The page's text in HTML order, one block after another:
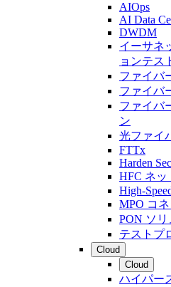
AIOps
AI Data
DWDM
イーサネ
ョンテス
ファイバ
ファイバ
ファイバ
ン
光ファイ
FTTx
Harden
HFC ネッ
High-
MPO コ
PON ソ
テストプ
Cloud
Cloud
ハイパー